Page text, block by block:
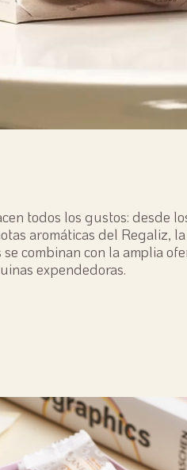
todos los gustos: desde
aromáticas del Regaliz,
combinan con la amplia
expendedoras.